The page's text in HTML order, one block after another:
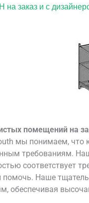
на заказ и с
помещений на
мы понимаем, что
требованиям.
соответствует
помочь. Наше
обеспечивая